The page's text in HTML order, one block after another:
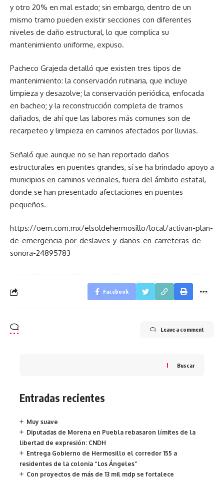
y otro 20% en mal estado; sin embargo, dentro de un
mismo tramo pueden existir secciones con diferentes
niveles de daño estructural, lo que complica su
mantenimiento uniforme, expuso.
Pacheco Grajeda detalló que existen tres tipos de
mantenimiento: la conservación rutinaria, que incluye
limpieza y desazolve; la conservación periódica, enfocada
en bacheo; y la reconstrucción completa de tramos
dañados, de ahí que las labores más comunes son de
recarpeteo y limpieza en caminos afectados por lluvias.
Señaló que aunque no se han reportado daños
estructurales en puentes grandes, sí se ha brindado apoyo a
municipios en caminos vecinales, fuera del ámbito estatal,
donde se han presentado afectaciones en puentes
pequeños.
https://oem.com.mx/elsoldehermosillo/local/activan-plan-
de-emergencia-por-deslaves-y-danos-en-carreteras-de-
sonora-24895783
Facebook
Leave a comment
Buscar
Entradas recientes
Muy suave
Diputadas de Morena en Puebla rebasaron límites de la
libertad de expresión: CNDH
Entrega Gobierno de Hermosillo el corredor 155 a
residentes de la colonia “Los Ángeles”
Con proyectos de más de 13 mil mdp se fortalece